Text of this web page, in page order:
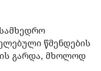
წმენდების
გარდა, მხოლოდ